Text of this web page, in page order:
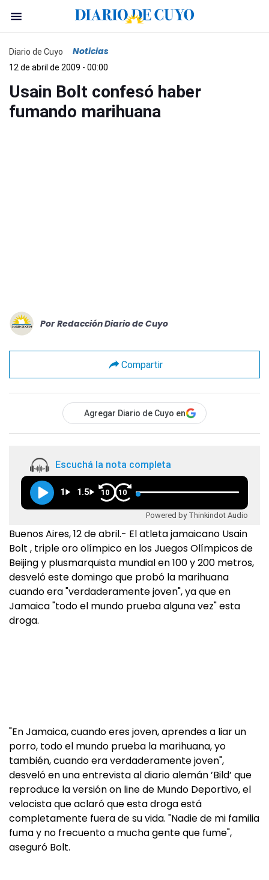
Diario de Cuyo Noticias
12 de abril de 2009 - 00:00
Usain Bolt confesó haber
fumando marihuana
Por Redacción Diario de Cuyo
Compartir
Agregar Diario de Cuyo en
Escuchá la nota completa
1 1.5 10 10
Powered by Thinkindot Audio
Buenos Aires, 12 de abril.- El atleta jamaicano Usain
Bolt , triple oro olímpico en los Juegos Olímpicos de
Beijing y plusmarquista mundial en 100 y 200 metros,
desveló este domingo que probó la marihuana
cuando era "verdaderamente joven", ya que en
Jamaica "todo el mundo prueba alguna vez" esta
droga.
"En Jamaica, cuando eres joven, aprendes a liar un
porro, todo el mundo prueba la marihuana, yo
también, cuando era verdaderamente joven",
desveló en una entrevista al diario alemán ’Bild’ que
reproduce la versión on line de Mundo Deportivo, el
velocista que aclaró que esta droga está
completamente fuera de su vida. "Nadie de mi familia
fuma y no frecuento a mucha gente que fume",
aseguró Bolt.